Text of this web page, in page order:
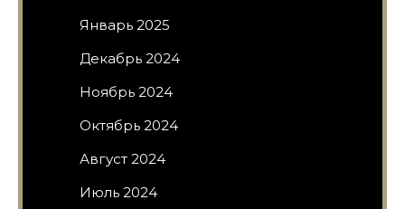
Январь 2025
Декабрь 2024
Ноябрь 2024
Октябрь 2024
Август 2024
Июль 2024